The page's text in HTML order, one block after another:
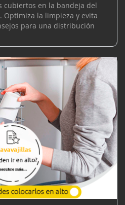
cubiertos en la bandeja del
Optimiza la limpieza y evita
para una distribución